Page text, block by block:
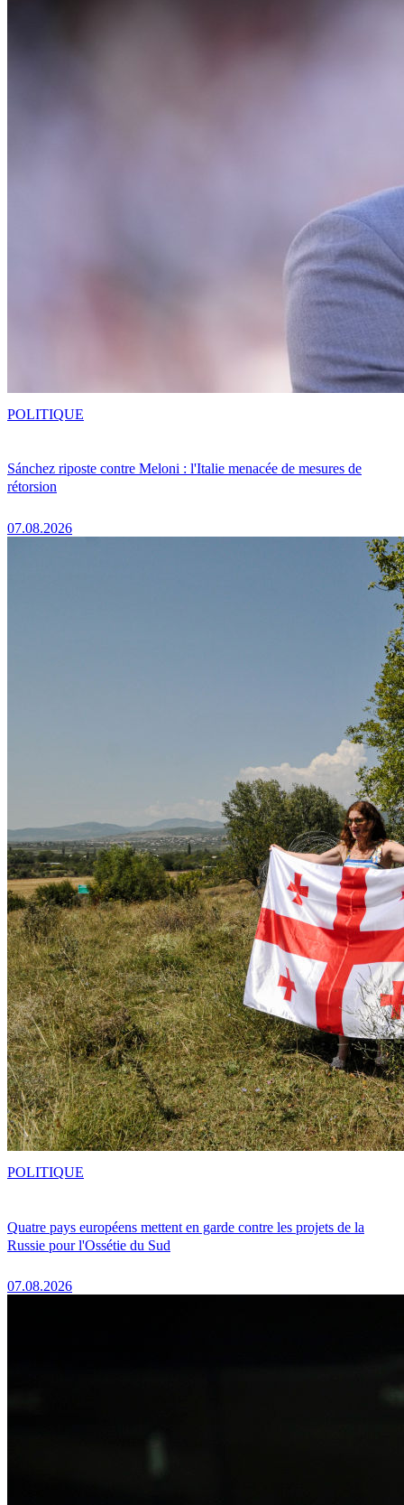
Sánchez riposte contre Meloni : l'Italie menacée de mesures de
rétorsion
07.08.2026
POLITIQUE
Quatre pays européens mettent en garde contre les projets de la
Russie pour l'Ossétie du Sud
07.08.2026
POLITIQUE